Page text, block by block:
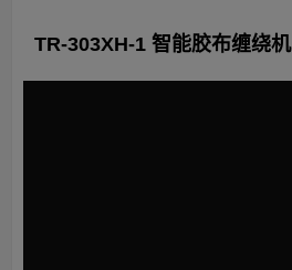
TR-303XH-1 智能胶布缠绕机